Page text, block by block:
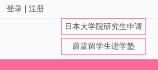
登录
注册
日本大学院研究生申请
蔚蓝留学生进学塾